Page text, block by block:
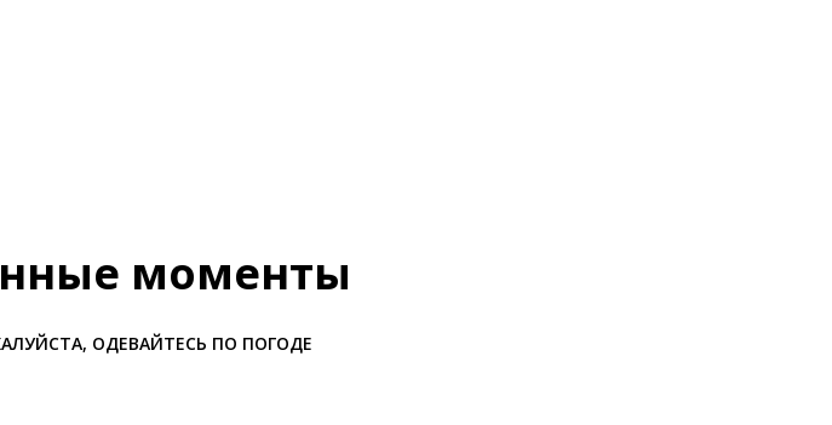
моменты
ОДЕВАЙТЕСЬ ПО ПОГОДЕ